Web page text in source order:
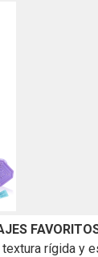
textura rígida